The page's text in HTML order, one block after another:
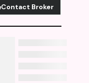
Contact Broker